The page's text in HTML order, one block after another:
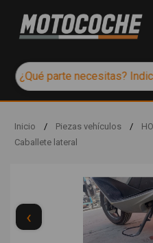
Inicio / Piezas vehículos /
Caballete lateral
‹